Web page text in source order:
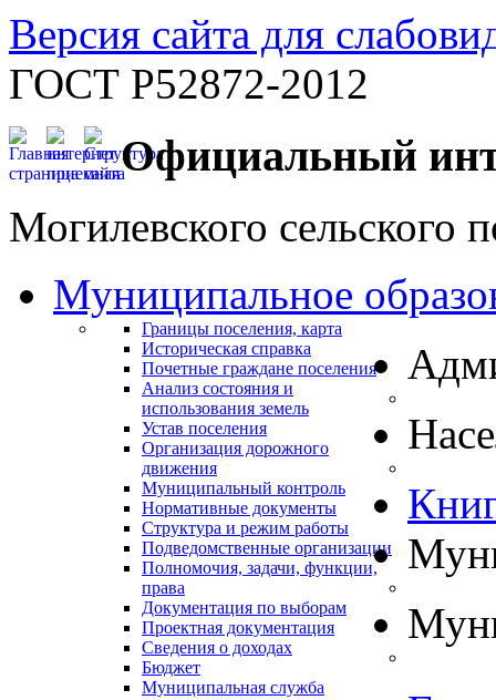
Версия сайта для
ГОСТ Р52872-2012
Официальный
Могилевского сельского
Муниципальное
Границы поселения, карта
Историческая справка
Почетные граждане поселения
Анализ состояния и
использования земель
Устав поселения
Организация дорожного
движения
Муниципальный контроль
Нормативные документы
Структура и режим работы
Подведомственные организации
Полномочия, задачи, функции,
права
Документация по выборам
Проектная документация
Сведения о доходах
Бюджет
Муниципальная служба